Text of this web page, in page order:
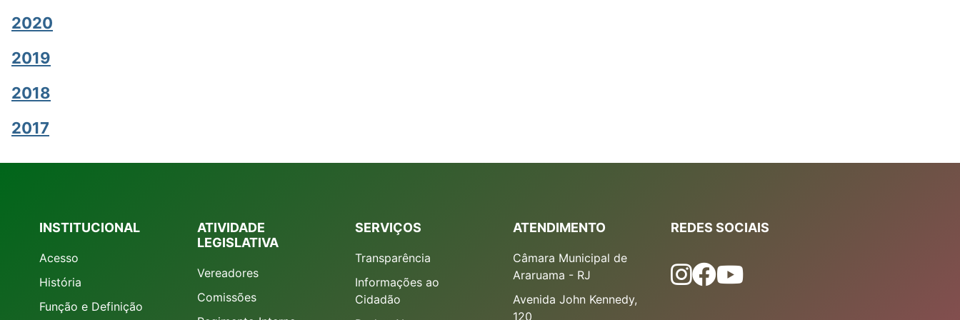
2020
2019
2018
2017
INSTITUCIONAL
Acesso
História
Função e Definição
ATIVIDADE
LEGISLATIVA
Vereadores
Comissões
SERVIÇOS
Transparência
Informações ao
Cidadão
ATENDIMENTO
Câmara Municipal de
Araruama - RJ
Avenida John Kennedy,
120
REDES SOCIAIS